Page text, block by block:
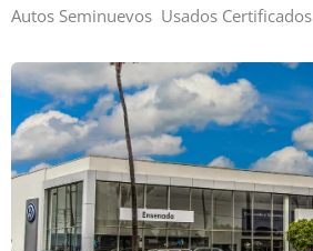
Autos Seminuevos Usados Certificados